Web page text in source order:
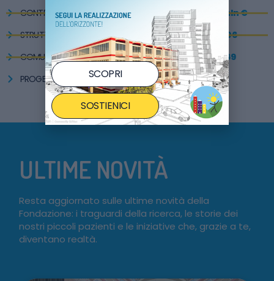
CONTRIBUITI 5×1000
STRUTTURE SANITARIE REALIZZATE
COMUNI GEMELLATI
PROGETTI DI RICERCA FINANZIATI
39 mln €
206
169
ULTIME NOVITÀ
Resta aggiornato sulle ultime novità della
Fondazione: i traguardi della ricerca, le storie dei
nostri piccoli pazienti e le iniziative che, grazie a te,
diventano realtà.
SCOPRI
SOSTIENICI